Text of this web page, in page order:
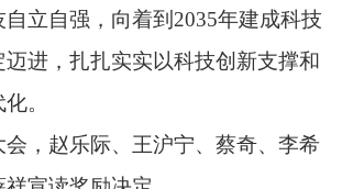
大会和中国工程院第十八次院
术协会第十一次全国代表大会
重召开。习近平、李强、赵乐
丁薛祥、李希等出席大会。新